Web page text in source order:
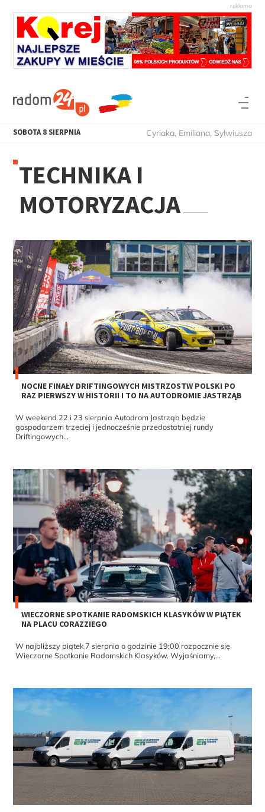
SOBOTA 8 SIERPNIA Cyriaka, Emiliana, Sylwiusza
TECHNIKA I
MOTORYZACJA
NOCNE FINAŁY DRIFTINGOWYCH MISTRZOSTW POLSKI PO
RAZ PIERWSZY W HISTORII I TO NA AUTODROMIE JASTRZĄB
W weekend 22 i 23 sierpnia Autodrom Jastrząb będzie
gospodarzem trzeciej i jednocześnie przedostatniej rundy
Driftingowych...
WIECZORNE SPOTKANIE RADOMSKICH KLASYKÓW W PIĄTEK
NA PLACU CORAZZIEGO
W najbliższy piątek 7 sierpnia o godzinie 19:00 rozpocznie się
Wieczorne Spotkanie Radomskich Klasyków. Wyjaśniamy,...